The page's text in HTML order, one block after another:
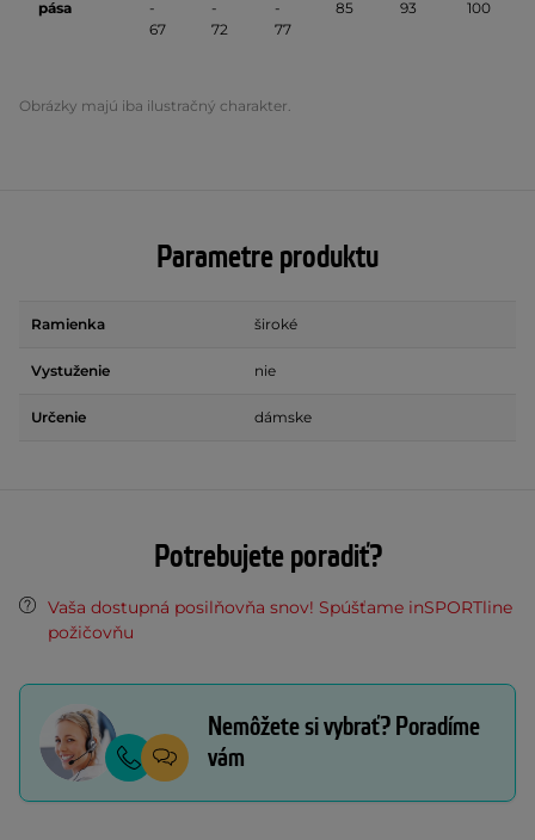
pása
-
67
-
72
-
77
85 93 100
Obrázky majú iba ilustračný charakter.
Parametre produktu
Ramienka široké
Vystuženie nie
Určenie dámske
Potrebujete poradiť?
Vaša dostupná posilňovňa snov! Spúšťame inSPORTline
požičovňu
Nemôžete si vybrať? Poradíme
vám